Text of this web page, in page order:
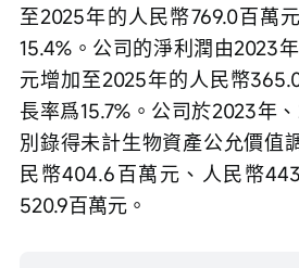
至2025年的人民幣769.0百萬
15.4%。公司的淨利潤由2023
元增加至2025年的人民幣
長率爲15.7%。公司於2023年
別錄得未計生物資產公允價值
民幣404.6百萬元、人民幣
520.9百萬元。